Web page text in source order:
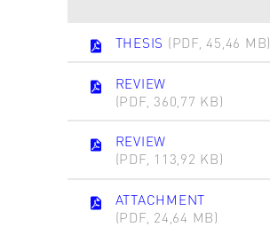
THESIS (PDF, 45,46 MB)
REVIEW
(PDF, 360,77 KB)
REVIEW
(PDF, 113,92 KB)
ATTACHMENT
(PDF, 24,64 MB)